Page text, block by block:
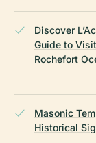
Discover
Guide to
Rochefort
Masonic
Historical